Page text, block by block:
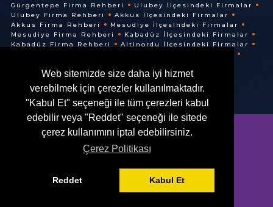
Web sitemizde size daha iyi hizmet
verebilmek için çerezler kullanılmaktadır.
"Kabul Et" seçeneği ile tüm çerezleri kabul
edebilir veya "Reddet" seçeneği ile sitede
çerez kullanımını iptal edebilirsiniz.
Çerez Politikası
Reddet Kabul Et
Gürgentepe Firma Rehberi
Ulubey İlçesindeki Firmalar
Ulubey Firma Rehberi
Akkus İlçesindeki Firmalar
Akkus Firma Rehberi
Mesudiye İlçesindeki Firmalar
Mesudiye Firma Rehberi
Kabadüz İlçesindeki Firmalar
Kabadüz Firma Rehberi
Altinordu İlçesindeki Firmalar
Cuma Firma Rehberi
© @ 2016. Her Hakkı Saklıdır.